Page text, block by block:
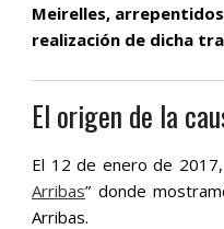
Meirelles,
realización de dicha
El origen de la
El 12 de enero de
Arribas” donde
Arribas.